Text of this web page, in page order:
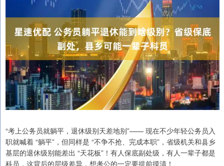
“考上公务员就躺平，退休级别天差地别”—— 现在不少年轻公务员入
职就喊着 “躺平”，但同样是 “不争不抢、完成本职”，省级机关和县乡
基层的退休级别能差出 “天花板”！有人保底副处级，有人一辈子都是
科员，这背后的层级差异，想考公的一定要提前摸清！